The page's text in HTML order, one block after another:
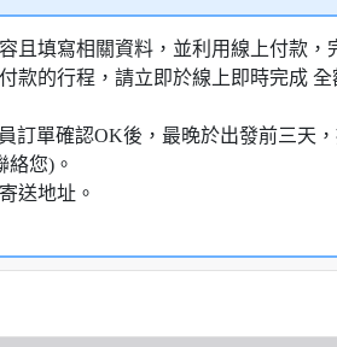
填寫相關資料，並利用線上付款，
的行程，請立即於線上即時完成
訂單確認OK後，最晚於出發前三天
您)。
送地址。